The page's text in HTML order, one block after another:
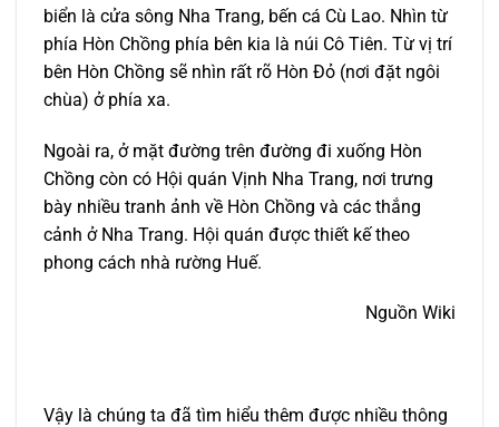
biển là cửa sông Nha Trang, bến cá Cù Lao. Nhìn từ
phía Hòn Chồng phía bên kia là núi Cô Tiên. Từ vị trí
bên Hòn Chồng sẽ nhìn rất rõ Hòn Đỏ (nơi đặt ngôi
chùa) ở phía xa.
Ngoài ra, ở mặt đường trên đường đi xuống Hòn
Chồng còn có Hội quán Vịnh Nha Trang, nơi trưng
bày nhiều tranh ảnh về Hòn Chồng và các thắng
cảnh ở Nha Trang. Hội quán được thiết kế theo
phong cách nhà rường Huế.
Nguồn Wiki
Vậy là chúng ta đã tìm hiểu thêm được nhiều thông